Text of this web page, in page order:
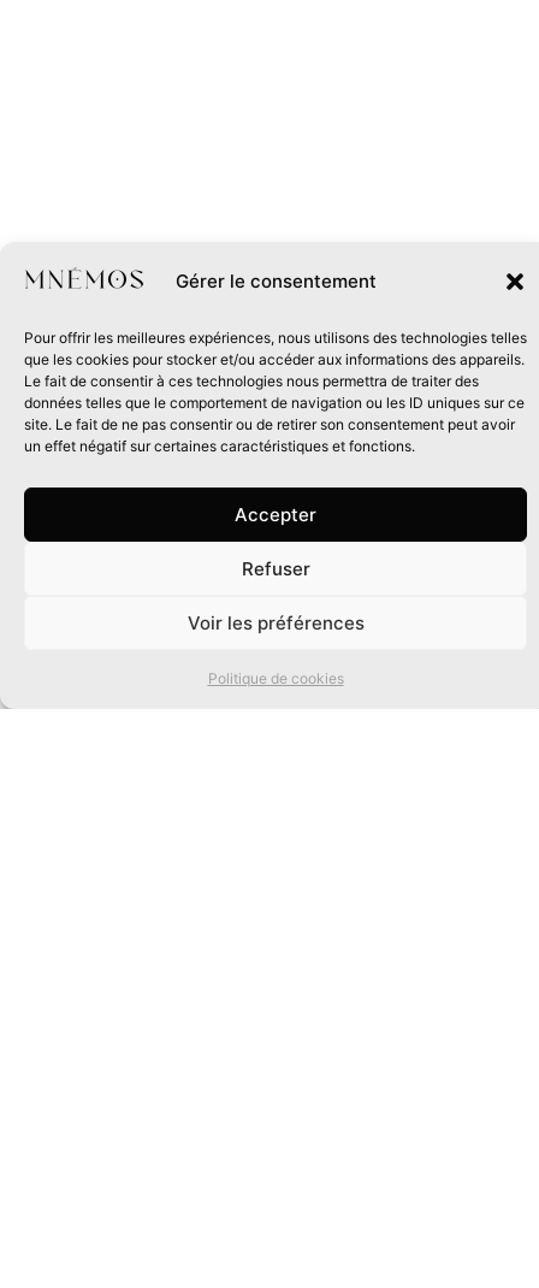
Gérer le consentement
Pour offrir les meilleures expériences, nous utilisons des technologies telles
que les cookies pour stocker et/ou accéder aux informations des appareils.
Le fait de consentir à ces technologies nous permettra de traiter des
données telles que le comportement de navigation ou les ID uniques sur ce
site. Le fait de ne pas consentir ou de retirer son consentement peut avoir
un effet négatif sur certaines caractéristiques et fonctions.
Accepter
Refuser
Voir les préférences
Politique de cookies